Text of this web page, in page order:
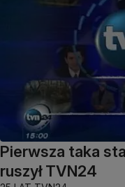
Pierwsza taka
ruszył TVN24